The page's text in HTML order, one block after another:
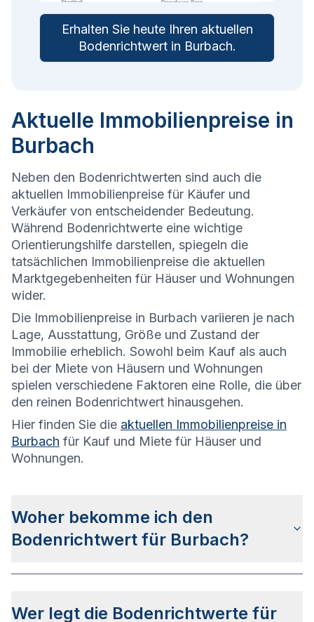
Erhalten Sie heute Ihren aktuellen
Bodenrichtwert in Burbach.
Aktuelle Immobilienpreise in
Burbach
Neben den Bodenrichtwerten sind auch die
aktuellen Immobilienpreise für Käufer und
Verkäufer von entscheidender Bedeutung.
Während Bodenrichtwerte eine wichtige
Orientierungshilfe darstellen, spiegeln die
tatsächlichen Immobilienpreise die aktuellen
Marktgegebenheiten für Häuser und Wohnungen
wider.
Die Immobilienpreise in Burbach variieren je nach
Lage, Ausstattung, Größe und Zustand der
Immobilie erheblich. Sowohl beim Kauf als auch
bei der Miete von Häusern und Wohnungen
spielen verschiedene Faktoren eine Rolle, die über
den reinen Bodenrichtwert hinausgehen.
Hier finden Sie die aktuellen Immobilienpreise in
Burbach für Kauf und Miete für Häuser und
Wohnungen.
Woher bekomme ich den
Bodenrichtwert für Burbach?
Stadtteilseiten. Alternativ können Sie bei BORIS
Wer legt die Bodenrichtwerte für